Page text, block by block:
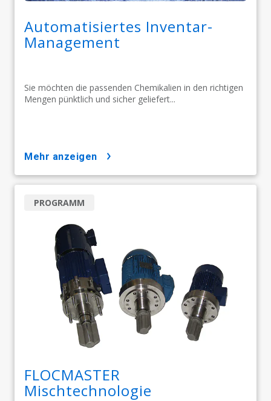
Automatisiertes Inventar-
Management
Sie möchten die passenden Chemikalien in den richtigen
Mengen pünktlich und sicher geliefert...
mehr anzeigen
FLOCMASTER
Mischtechnologie
PROGRAMM